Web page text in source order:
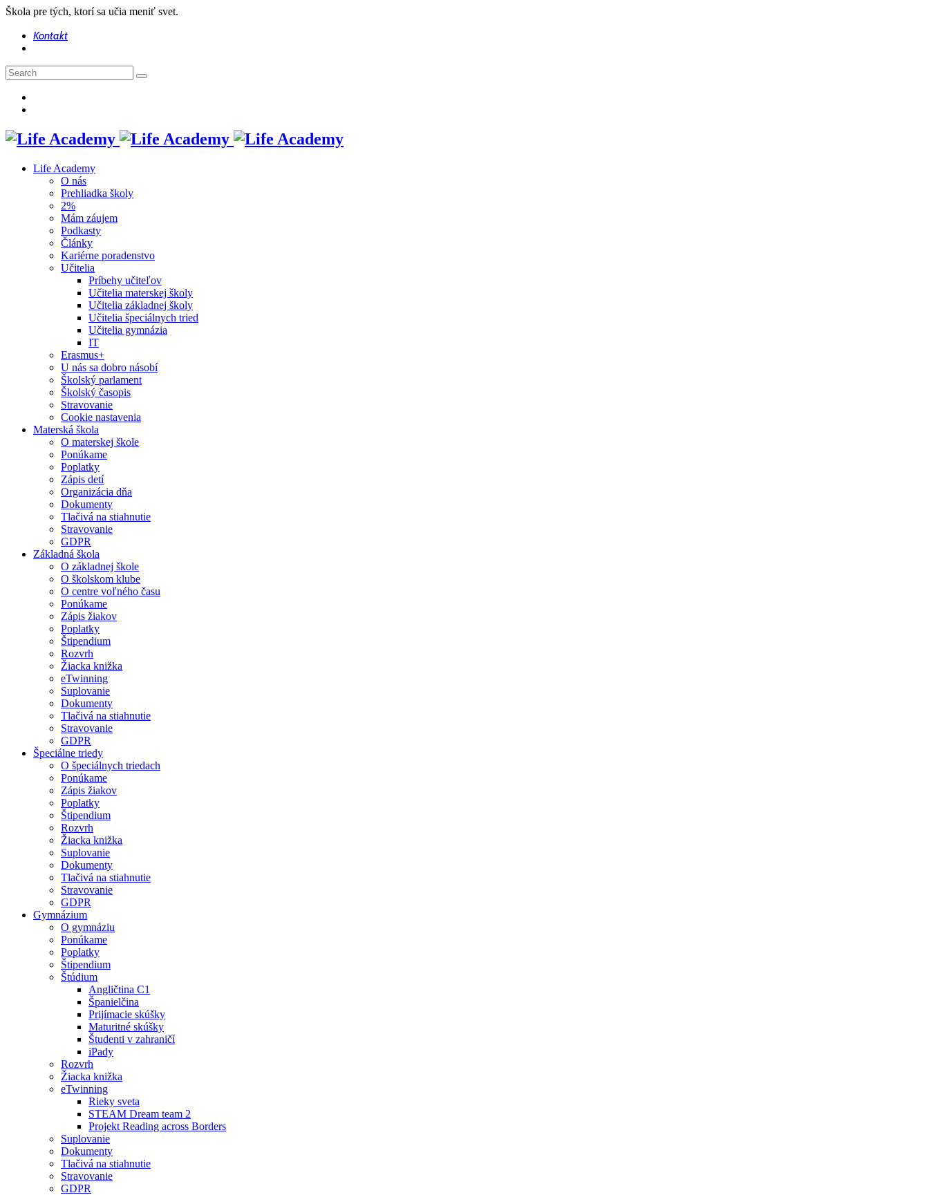
Škola pre tých, ktorí sa učia meniť svet.
Kontakt
Life Academy
O nás
Prehliadka školy
2%
Mám záujem
Podkasty
Články
Kariérne poradenstvo
Učitelia
Príbehy učiteľov
Učitelia materskej školy
Učitelia základnej školy
Učitelia špeciálnych tried
Učitelia gymnázia
IT
Erasmus+
U nás sa dobro násobí
Školský parlament
Školský časopis
Stravovanie
Cookie nastavenia
Materská škola
O materskej škole
Ponúkame
Poplatky
Zápis detí
Organizácia dňa
Dokumenty
Tlačivá na stiahnutie
Stravovanie
GDPR
Základná škola
O základnej škole
O školskom klube
O centre voľného času
Ponúkame
Zápis žiakov
Poplatky
Štipendium
Rozvrh
Žiacka knižka
eTwinning
Suplovanie
Dokumenty
Tlačivá na stiahnutie
Stravovanie
GDPR
Špeciálne triedy
O špeciálnych triedach
Ponúkame
Zápis žiakov
Poplatky
Štipendium
Rozvrh
Žiacka knižka
Suplovanie
Dokumenty
Tlačivá na stiahnutie
Stravovanie
GDPR
Gymnázium
O gymnáziu
Ponúkame
Poplatky
Štipendium
Štúdium
Angličtina C1
Španielčina
Prijímacie skúšky
Maturitné skúšky
Študenti v zahraničí
iPady
Rozvrh
Žiacka knižka
eTwinning
Rieky sveta
STEAM Dream team 2
Projekt Reading across Borders
Suplovanie
Dokumenty
Tlačivá na stiahnutie
Stravovanie
GDPR